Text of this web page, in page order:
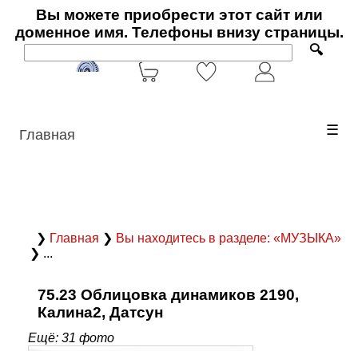
Вы можете приобрести этот сайт или
доменное имя. Телефоны внизу страницы.
🔍
Главная ☰
❯ Главная ❯ Вы находитесь в разделе: «МУЗЫКА»
❯ ...
75.23 Облицовка динамиков 2190,
Калина2, Датсун
Ещё: 31 фото